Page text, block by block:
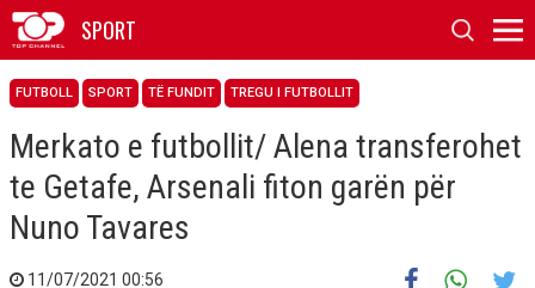
SPORT
FUTBOLL SPORT TË FUNDIT TREGU I FUTBOLLIT
Merkato e futbollit/ Alena transferohet
te Getafe, Arsenali fiton garën për
Nuno Tavares
11/07/2021 00:56